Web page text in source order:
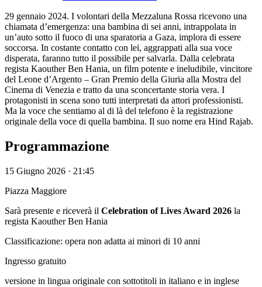
29 gennaio 2024. I volontari della Mezzaluna Rossa ricevono una
chiamata d’emergenza: una bambina di sei anni, intrappolata in
un’auto sotto il fuoco di una sparatoria a Gaza, implora di essere
soccorsa. In costante contatto con lei, aggrappati alla sua voce
disperata, faranno tutto il possibile per salvarla. Dalla celebrata
regista Kaouther Ben Hania, un film potente e ineludibile, vincitore
del Leone d’Argento – Gran Premio della Giuria alla Mostra del
Cinema di Venezia e tratto da una sconcertante storia vera. I
protagonisti in scena sono tutti interpretati da attori professionisti.
Ma la voce che sentiamo al di là del telefono è la registrazione
originale della voce di quella bambina. Il suo nome era Hind Rajab.
Programmazione
15 Giugno 2026 · 21:45
Piazza Maggiore
Sarà presente e riceverà il Celebration of Lives Award 2026 la
regista Kaouther Ben Hania
Classificazione: opera non adatta ai minori di 10 anni
Ingresso gratuito
versione in lingua originale con sottotitoli in italiano e in inglese